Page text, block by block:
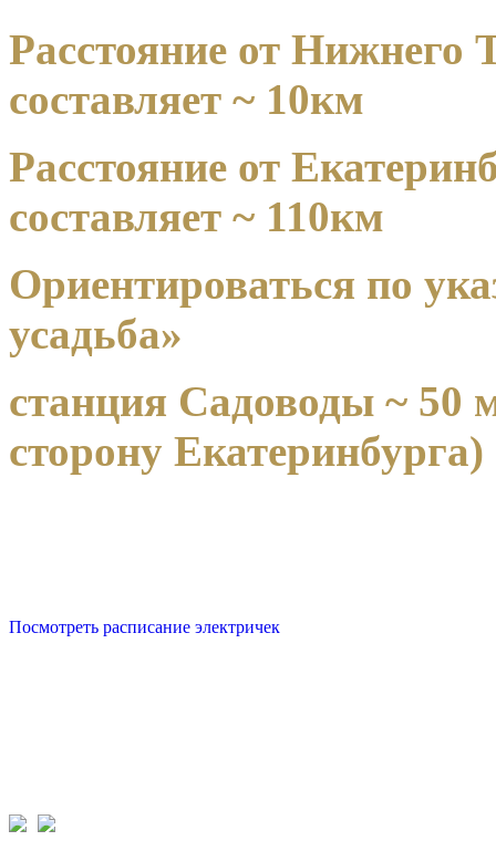
Расстояние от Нижнего
составляет ~ 10км
Расстояние от
составляет ~ 110км
Ориентироваться по
усадьба»
станция Садоводы ~ 50
сторону Екатеринбурга)
Посмотреть расписание электричек